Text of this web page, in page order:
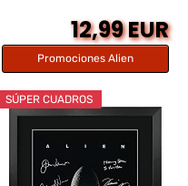
12,99 EUR
Promociones Alien
SÚPER CUADROS